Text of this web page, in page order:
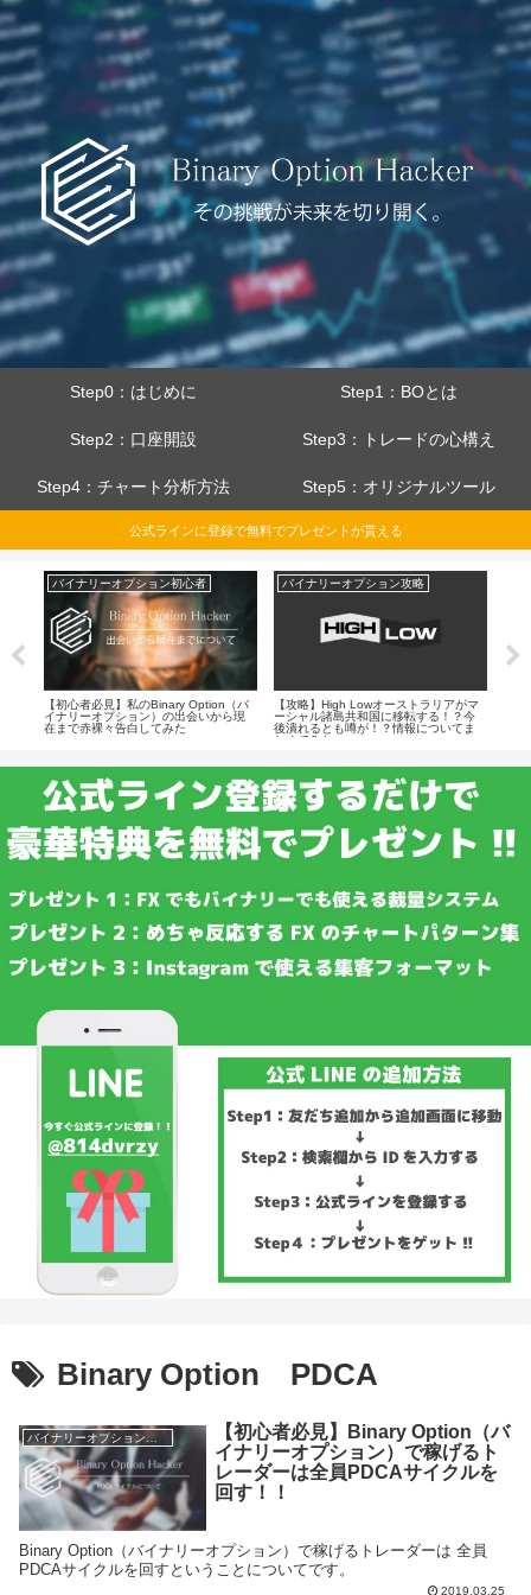
Step0：はじめに Step1：BOとは
Step2：口座開設 Step3：トレードの心構え
Step4：チャート分析方法 Step5：オリジナルツール
公式ラインに登録で無料でプレゼントが貰える
バイナリーオプション初心者
【初心者必見】私のBinary Option（バ
イナリーオプション）の出会いから現
在まで赤裸々告白してみた
バイナリーオプション攻略
【攻略】High Lowオーストラリアがマ
ーシャル諸島共和国に移転する！？今
後潰れるとも噂が！？情報についてま
とめてみた
Binary Option PDCA
バイナリーオプション初心者
【初心者必見】Binary Option（バ
イナリーオプション）で稼げるト
レーダーは全員PDCAサイクルを
回す！！
Binary Option（バイナリーオプション）で稼げるトレーダーは 全員
PDCAサイクルを回すということについてです。
2019.03.25